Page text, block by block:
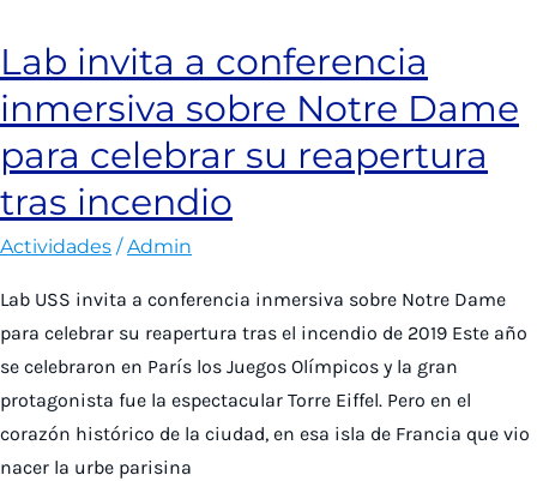
internacional
para
libro
sobre
Humanidades
Digitales
Lab invita a conferencia
inmersiva sobre Notre Dame
para celebrar su reapertura
tras incendio
Actividades /Admin
Lab USS invita a conferencia inmersiva sobre Notre Dame
para celebrar su reapertura tras el incendio de 2019 Este año
se celebraron en París los Juegos Olímpicos y la gran
protagonista fue la espectacular Torre Eiffel. Pero en el
corazón histórico de la ciudad, en esa isla de Francia que vio
nacer la urbe parisina